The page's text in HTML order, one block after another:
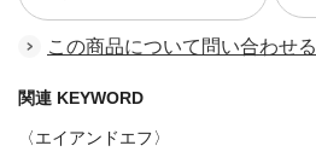
この商品について問い合わせる
関連 KEYWORD
〈エイアンドエフ〉